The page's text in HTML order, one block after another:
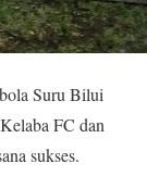
Suru Bilui
FC dan
sukses.